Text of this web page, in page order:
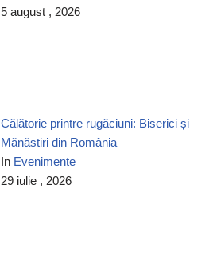
5 august , 2026
Călătorie printre rugăciuni: Biserici și
Mănăstiri din România
In Evenimente
29 iulie , 2026